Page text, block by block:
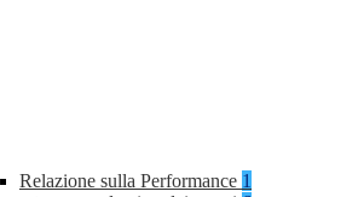
Relazione sulla Performance 1